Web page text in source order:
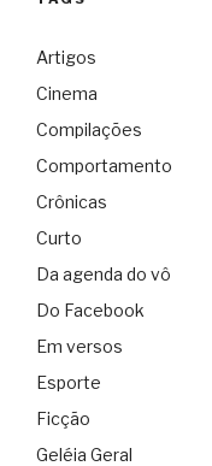
Artigos
Cinema
Compilações
Comportamento
Crônicas
Curto
Da agenda do vô
Do Facebook
Em versos
Esporte
Ficção
Geléia Geral